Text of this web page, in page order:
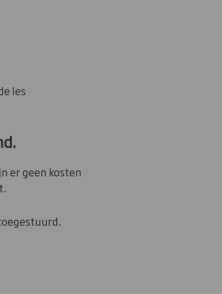
les
er geen kosten